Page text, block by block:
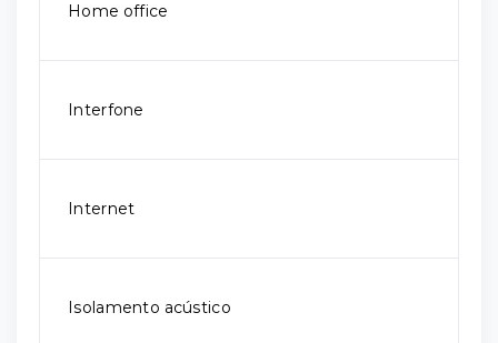
Home office
Interfone
Internet
Isolamento acústico